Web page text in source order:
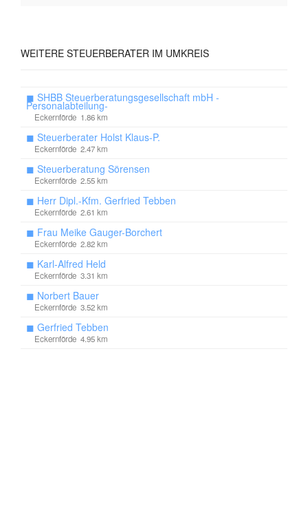
WEITERE STEUERBERATER IM UMKREIS
◼ SHBB Steuerberatungsgesellschaft mbH -
Personalabteilung-
Eckernförde 1.86 km
◼ Steuerberater Holst Klaus-P.
Eckernförde 2.47 km
◼ Steuerberatung Sörensen
Eckernförde 2.55 km
◼ Herr Dipl.-Kfm. Gerfried Tebben
Eckernförde 2.61 km
◼ Frau Meike Gauger-Borchert
Eckernförde 2.82 km
◼ Karl-Alfred Held
Eckernförde 3.31 km
◼ Norbert Bauer
Eckernförde 3.52 km
◼ Gerfried Tebben
Eckernförde 4.95 km